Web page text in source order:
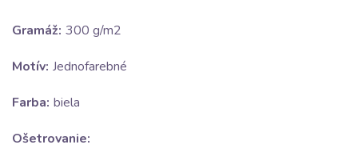
Gramáž: 300 g/m2
Motív: Jednofarebné
Farba: biela
Ošetrovanie: